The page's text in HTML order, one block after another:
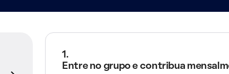
1.
Entre no grupo e contribua